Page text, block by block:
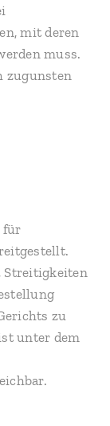
mit deren
muss.
zugunsten
für
Streitigkeiten
zu
unter dem